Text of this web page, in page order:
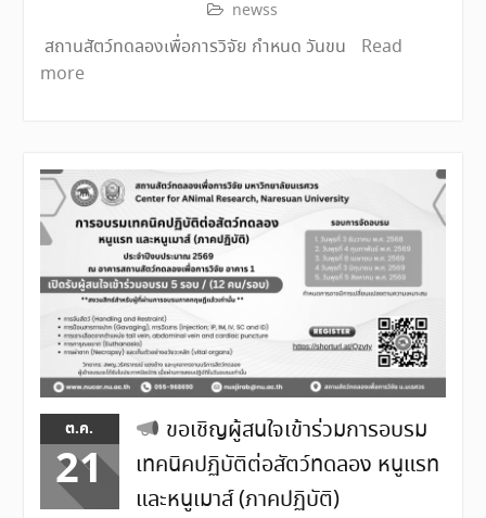
newss
สถานสัตว์ทดลองเพื่อการวิจัย กำหนด วันขน
Read
more
ต.ค.
21
ขอเชิญผู้สนใจเข้าร่วมการอบรม
เทคนิคปฏิบัติต่อสัตว์ทดลอง หนูแรท
และหนูเมาส์ (ภาคปฏิบัติ)